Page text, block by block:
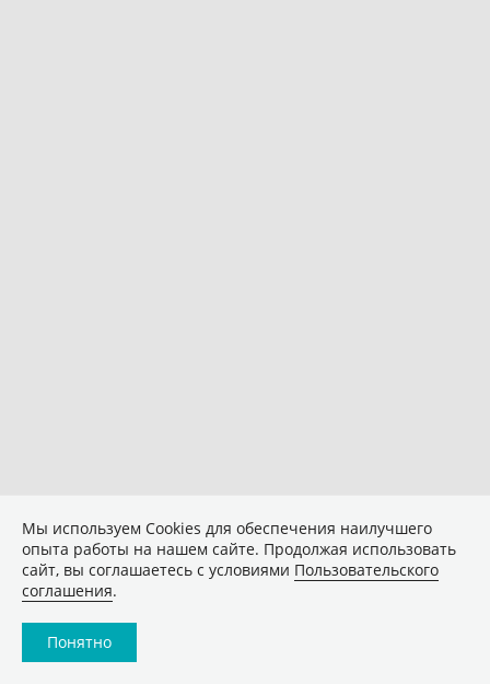
Мы используем Сookies для обеспечения наилучшего
опыта работы на нашем сайте. Продолжая использовать
сайт, вы соглашаетесь с условиями Пользовательского
соглашения.
Понятно